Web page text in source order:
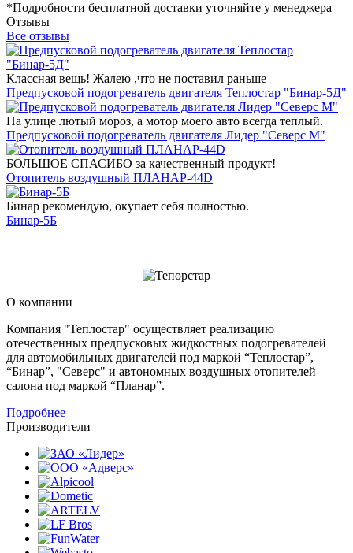
*Подробности бесплатной доставки уточняйте у менеджера
Отзывы
Все отзывы
Классная вещь! Жалею ,что не поставил раньше
Предпусковой подогреватель двигателя Теплостар "Бинар-5Д"
На улице лютый мороз, а мотор моего авто всегда теплый.
Предпусковой подогреватель двигателя Лидер "Северс М"
БОЛЬШОЕ СПАСИБО за качественный продукт!
Отопитель воздушный ПЛАНАР-44D
Бинар рекомендую, окупает себя полностью.
Бинар-5Б
О компании
Компания "Теплостар" осуществляет реализацию
отечественных предпусковых жидкостных подогревателей
для автомобильных двигателей под маркой “Теплостар”,
“Бинар”, "Северс" и автономных воздушных отопителей
салона под маркой “Планар”.
Подробнее
Производители